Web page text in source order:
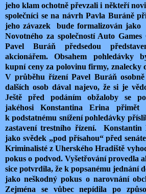
jeho klam ochotně převzali i někteří
společníci se na návrh Pavla Buráně
jeho závazek
bude formalizován jako
Novotného za společností Auto
Pavel Buráň předsedou
akcionářem. Obsahem pohledávky
kupní ceny za polovinu firmy, znalecky
V průběhu řízení Pavel Buráň
dalších osob dával najevo, že si je
Ještě před podáním obžaloby se
jakéhosi Konstantina Erina přimět
k podstatnému snížení pohledávky
zastavení trestního řízení.
jako svědek „pod přísahou“ před
Kriminalisté z Uherského Hradiště
pokus o podvod. Vyšetřování provedla
sice potvrdila, že k popsanému jednání
jako neškodný pokus o narovnání
Zejména se vůbec nepídila po